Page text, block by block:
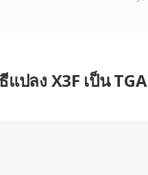
แปลง X3F เป็น TGA